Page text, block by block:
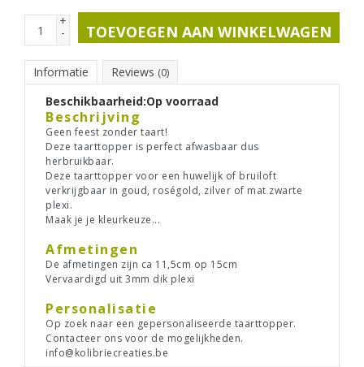
+
- TOEVOEGEN AAN WINKELWAGEN
Informatie Reviews (0)
Beschikbaarheid:Op voorraad
Beschrijving
Geen feest zonder taart!
Deze taarttopper is perfect afwasbaar dus
herbruikbaar.
Deze taarttopper voor een huwelijk of bruiloft
verkrijgbaar in goud, roségold, zilver of mat zwarte
plexi.
Maak je je kleurkeuze...
Afmetingen
De afmetingen zijn ca 11,5cm op 15cm
Vervaardigd uit 3mm dik plexi
Personalisatie
Op zoek naar een gepersonaliseerde taarttopper.
Contacteer ons voor de mogelijkheden.
info@kolibriecreaties.be